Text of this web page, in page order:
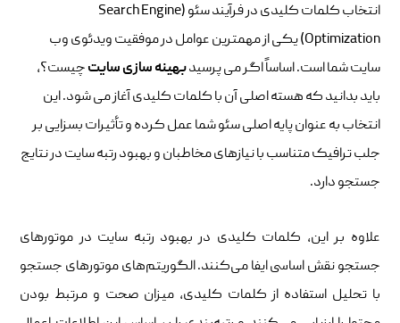
انتخاب کلمات کلیدی در فرآیند سئو (Search Engine
Optimization) یکی از مهمترین عوامل در موفقیت ویدئوی وب
سایت شما است. اساساً اگر می پرسیدبهینه سازی سایتچیست؟،
باید بدانید که هسته اصلی آن با کلمات کلیدی آغاز می شود. این
انتخاب به عنوان پایه اصلی سئو شما عمل کرده و تأثیرات بسزایی بر
جلب ترافیک متناسب با نیازهای مخاطبان و بهبود رتبه سایت در نتایج
جستجو دارد.
علاوه بر این، کلمات کلیدی در بهبود رتبه سایت در موتورهای
جستجو نقش اساسی ایفا می‌کنند. الگوریتم‌های موتورهای جستجو
با تحلیل استفاده از کلمات کلیدی، میزان صحت و مرتبط بودن